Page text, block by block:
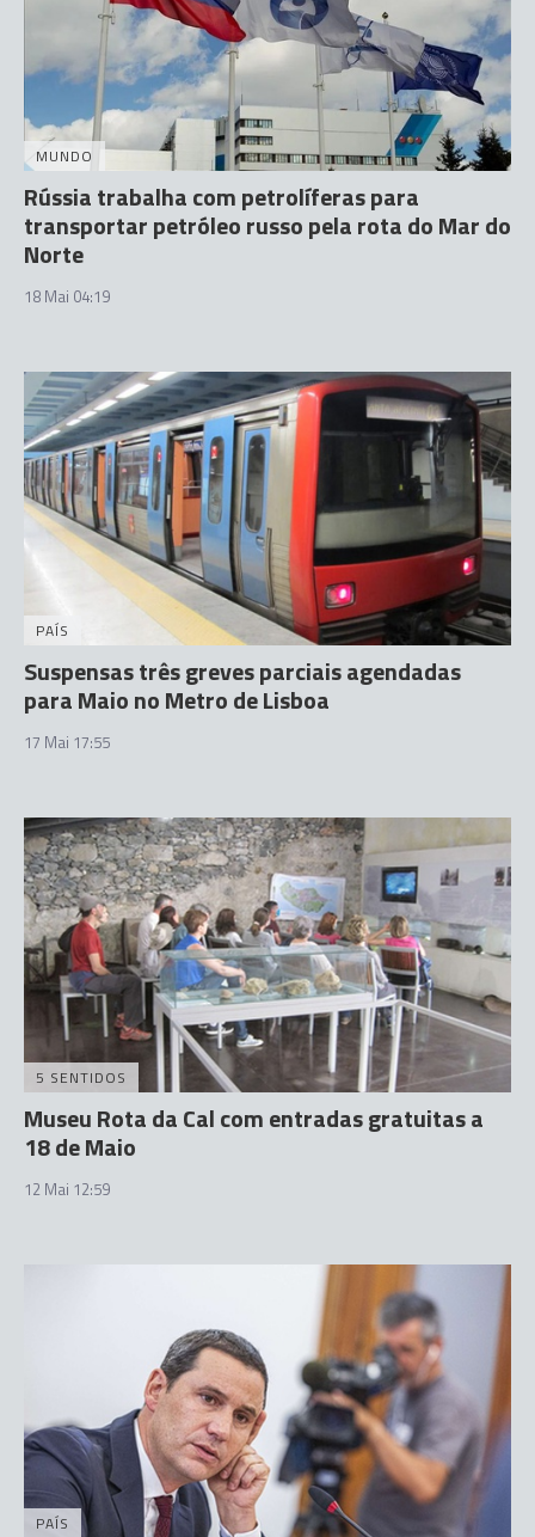
MUNDO
Rússia trabalha com petrolíferas para
transportar petróleo russo pela rota do Mar do
Norte
18 Mai 04:19
PAÍS
Suspensas três greves parciais agendadas
para Maio no Metro de Lisboa
17 Mai 17:55
5 SENTIDOS
Museu Rota da Cal com entradas gratuitas a
18 de Maio
12 Mai 12:59
PAÍS